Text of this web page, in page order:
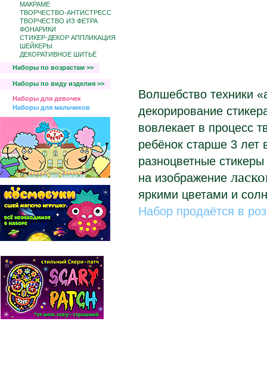
МАКРАМЕ
ТВОРЧЕСТВО-АНТИСТРЕСС
ТВОРЧЕСТВО ИЗ ФЕТРА
ФОНАРИКИ
СТИКЕР-ДЕКОР АППЛИКАЦИЯ
ШЕЙКЕРЫ
ДЕКОРАТИВНОЕ ШИТЬЁ
Наборы по возрастам >>
Наборы по виду изделия >>
Наборы для девочек
Наборы для мальчиков
Волшебство техники
декорирование
вовлекает в процесс
ребёнок старше 3 лет
разноцветные
на изображение
яркими цветами и
Набор продаётся в